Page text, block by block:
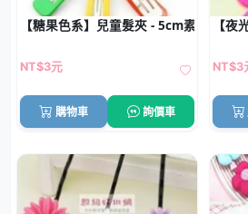
【糖果色系】兒童髮夾 - 5cm素色BB夾
NT$3元
購物車 詢價車
【
NT$3